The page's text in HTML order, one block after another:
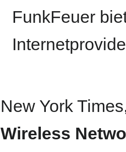
FunkFeuer
New York
Wireless